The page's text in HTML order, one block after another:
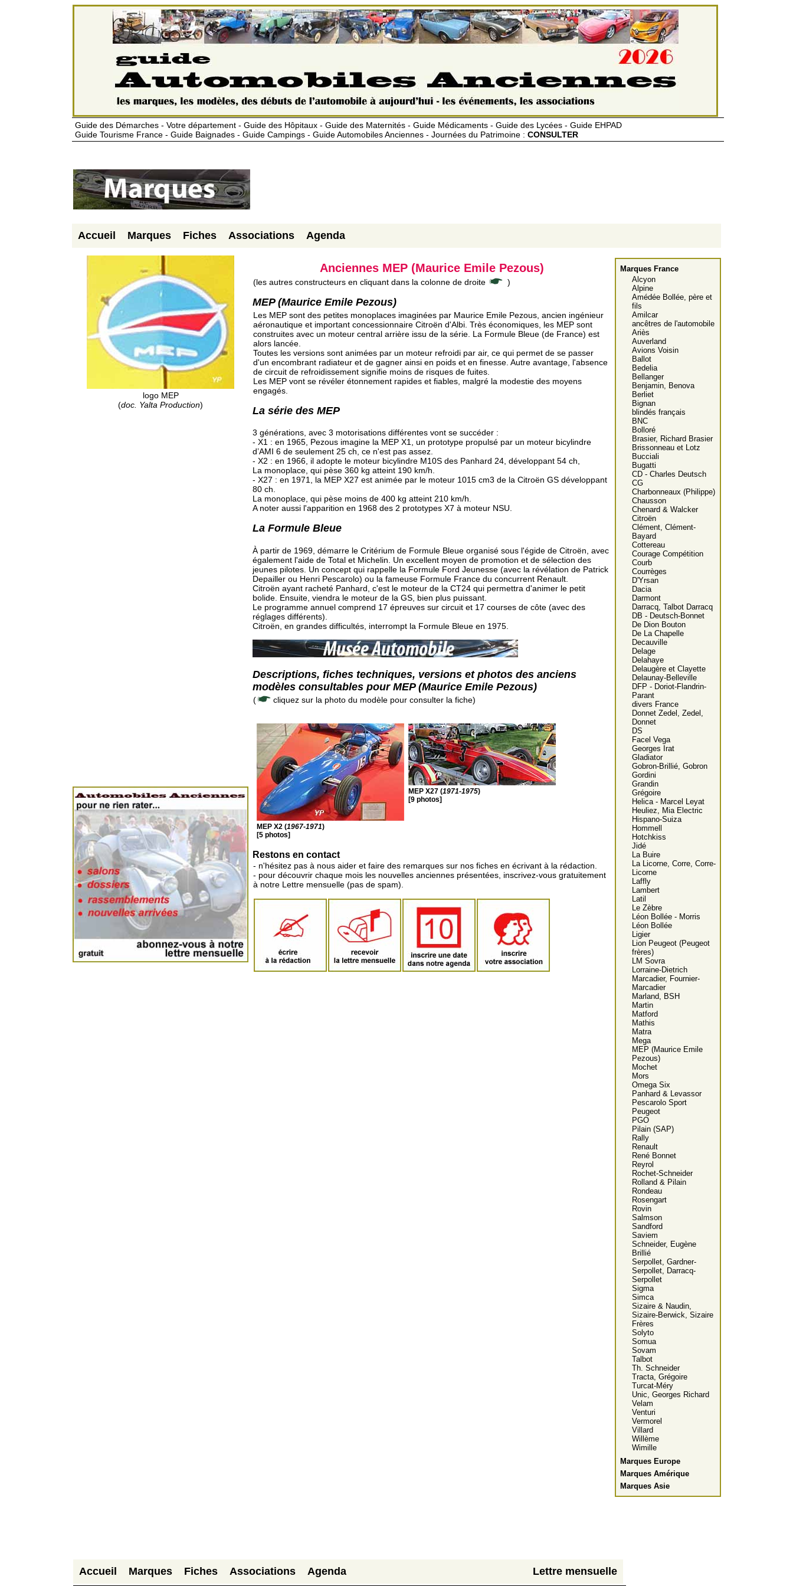
Guide des Démarches - Votre département - Guide des Hôpitaux - Guide des Maternités - Guide Médicaments - Guide des Lycées - Guide EHPAD
Guide Tourisme France - Guide Baignades - Guide Campings - Guide Automobiles Anciennes - Journées du Patrimoine : CONSULTER
Accueil Marques Fiches Associations Agenda
logo MEP
(doc. Yalta Production)
Marques France
Alcyon
Alpine
Amédée Bollée, père et
fils
Amilcar
ancêtres de l'automobile
Ariès
Auverland
Avions Voisin
Ballot
Bedelia
Bellanger
Benjamin, Benova
Berliet
Bignan
blindés français
BNC
Bolloré
Brasier, Richard Brasier
Brissonneau et Lotz
Bucciali
Bugatti
CD - Charles Deutsch
CG
Charbonneaux (Philippe)
Chausson
Chenard & Walcker
Citroën
Clément, Clément-
Bayard
Cottereau
Courage Compétition
Courb
Courrèges
D'Yrsan
Dacia
Darmont
Darracq, Talbot Darracq
DB - Deutsch-Bonnet
De Dion Bouton
De La Chapelle
Decauville
Delage
Delahaye
Delaugère et Clayette
Delaunay-Belleville
DFP - Doriot-Flandrin-
Parant
divers France
Donnet Zedel, Zedel,
Donnet
DS
Facel Vega
Georges Irat
Gladiator
Gobron-Brillié, Gobron
Gordini
Grandin
Grégoire
Helica - Marcel Leyat
Heuliez, Mia Electric
Hispano-Suiza
Hommell
Hotchkiss
Jidé
La Buire
La Licorne, Corre, Corre-
Licorne
Laffly
Lambert
Latil
Le Zèbre
Léon Bollée - Morris
Léon Bollée
Ligier
Lion Peugeot (Peugeot
frères)
LM Sovra
Lorraine-Dietrich
Marcadier, Fournier-
Marcadier
Marland, BSH
Martin
Matford
Mathis
Matra
Mega
MEP (Maurice Emile
Pezous)
Mochet
Mors
Omega Six
Panhard & Levassor
Pescarolo Sport
Peugeot
PGO
Pilain (SAP)
Rally
Renault
René Bonnet
Reyrol
Rochet-Schneider
Rolland & Pilain
Rondeau
Rosengart
Rovin
Salmson
Sandford
Saviem
Schneider, Eugène
Brillié
Serpollet, Gardner-
Serpollet, Darracq-
Serpollet
Sigma
Simca
Sizaire & Naudin,
Sizaire-Berwick, Sizaire
Frères
Solyto
Somua
Sovam
Talbot
Th. Schneider
Tracta, Grégoire
Turcat-Méry
Unic, Georges Richard
Velam
Venturi
Vermorel
Villard
Willème
Wimille
Marques Europe
Marques Amérique
Marques Asie
Anciennes MEP (Maurice Emile Pezous)
(les autres constructeurs en cliquant dans la colonne de droite )
MEP (Maurice Emile Pezous)
Les MEP sont des petites monoplaces imaginées par Maurice Emile Pezous, ancien ingénieur
aéronautique et important concessionnaire Citroën d'Albi. Très économiques, les MEP sont
construites avec un moteur central arrière issu de la série. La Formule Bleue (de France) est
alors lancée.
Toutes les versions sont animées par un moteur refroidi par air, ce qui permet de se passer
d'un encombrant radiateur et de gagner ainsi en poids et en finesse. Autre avantage, l'absence
de circuit de refroidissement signifie moins de risques de fuites.
Les MEP vont se révéler étonnement rapides et fiables, malgré la modestie des moyens
engagés.
La série des MEP
3 générations, avec 3 motorisations différentes vont se succéder :
- X1 : en 1965, Pezous imagine la MEP X1, un prototype propulsé par un moteur bicylindre
d’AMI 6 de seulement 25 ch, ce n'est pas assez.
- X2 : en 1966, il adopte le moteur bicylindre M10S des Panhard 24, développant 54 ch,
La monoplace, qui pèse 360 kg atteint 190 km/h.
- X27 : en 1971, la MEP X27 est animée par le moteur 1015 cm3 de la Citroën GS développant
80 ch.
La monoplace, qui pèse moins de 400 kg atteint 210 km/h.
A noter aussi l'apparition en 1968 des 2 prototypes X7 à moteur NSU.
La Formule Bleue
À partir de 1969, démarre le Critérium de Formule Bleue organisé sous l'égide de Citroën, avec
également l'aide de Total et Michelin. Un excellent moyen de promotion et de sélection des
jeunes pilotes. Un concept qui rappelle la Formule Ford Jeunesse (avec la révélation de Patrick
Depailler ou Henri Pescarolo) ou la fameuse Formule France du concurrent Renault.
Citroën ayant racheté Panhard, c'est le moteur de la CT24 qui permettra d'animer le petit
bolide. Ensuite, viendra le moteur de la GS, bien plus puissant.
Le programme annuel comprend 17 épreuves sur circuit et 17 courses de côte (avec des
réglages différents).
Citroën, en grandes difficultés, interrompt la Formule Bleue en 1975.
Descriptions, fiches techniques, versions et photos des anciens
modèles consultables pour MEP (Maurice Emile Pezous)
( cliquez sur la photo du modèle pour consulter la fiche)
MEP X2 (1967-1971)
[5 photos]
MEP X27 (1971-1975)
[9 photos]
Restons en contact
- n'hésitez pas à nous aider et faire des remarques sur nos fiches en écrivant à la rédaction.
- pour découvrir chaque mois les nouvelles anciennes présentées, inscrivez-vous gratuitement
à notre Lettre mensuelle (pas de spam).
Accueil Marques Fiches Associations Agenda Lettre mensuelle